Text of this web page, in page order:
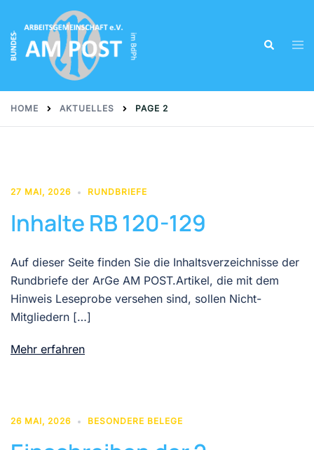
content
Search
HOME AKTUELLES PAGE 2
27 MAI, 2026 RUNDBRIEFE
Inhalte RB 120-129
Auf dieser Seite finden Sie die Inhaltsverzeichnisse der
Rundbriefe der ArGe AM POST.Artikel, die mit dem
Hinweis Leseprobe versehen sind, sollen Nicht-
Mitgliedern […]
Mehr erfahren
26 MAI, 2026 BESONDERE BELEGE